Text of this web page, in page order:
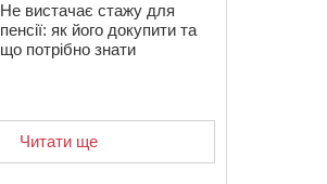
Не вистачає стажу для
пенсії: як його докупити та
що потрібно знати
Читати ще